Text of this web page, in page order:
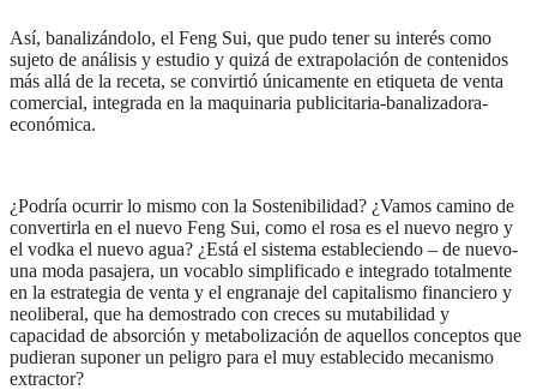
Así, banalizándolo, el Feng Sui, que pudo tener su interés como
sujeto de análisis y estudio y quizá de extrapolación de contenidos
más allá de la receta, se convirtió únicamente en etiqueta de venta
comercial, integrada en la maquinaria publicitaria-banalizadora-
económica.
¿Podría ocurrir lo mismo con la Sostenibilidad? ¿Vamos camino de
convertirla en el nuevo Feng Sui, como el rosa es el nuevo negro y
el vodka el nuevo agua? ¿Está el sistema estableciendo – de nuevo-
una moda pasajera, un vocablo simplificado e integrado totalmente
en la estrategia de venta y el engranaje del capitalismo financiero y
neoliberal, que ha demostrado con creces su mutabilidad y
capacidad de absorción y metabolización de aquellos conceptos que
pudieran suponer un peligro para el muy establecido mecanismo
extractor?